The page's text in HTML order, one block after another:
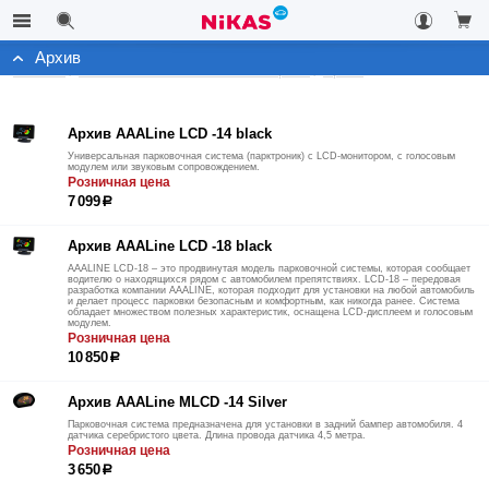
Каталог
Архив
Архив AAALine LCD -14 black
Универсальная парковочная система (парктроник) с LCD-монитором, с голосовым
модулем или звуковым сопровождением.
Розничная цена
7 099р
Архив AAALine LCD -18 black
AAALINE LCD-18 – это продвинутая модель парковочной системы, которая сообщает
водителю о находящихся рядом с автомобилем препятствиях. LCD-18 – передовая
разработка компании AAALINE, которая подходит для установки на любой автомобиль
и делает процесс парковки безопасным и комфортным, как никогда ранее. Система
обладает множеством полезных характеристик, оснащена LCD-дисплеем и голосовым
модулем.
Розничная цена
10 850р
Архив AAALine MLCD -14 Silver
Парковочная система предназначена для установки в задний бампер автомобиля. 4
датчика серебристого цвета. Длина провода датчика 4,5 метра.
Розничная цена
3 650р